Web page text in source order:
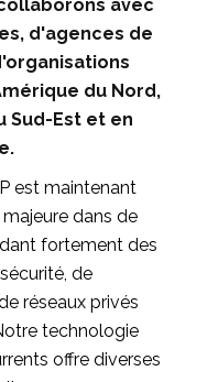
avec
d'agences de
du Nord,
Sud-Est et en
est maintenant
dans de
fortement des
de
réseaux privés
technologie
offre diverses